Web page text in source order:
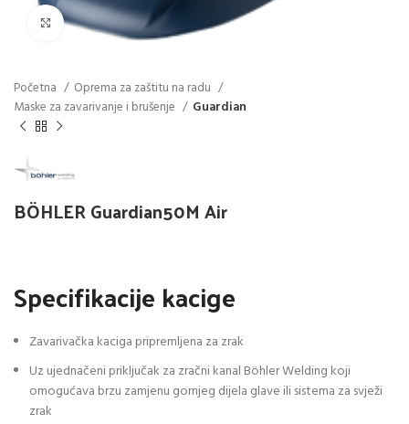
Click to enlarge
Početna
Oprema za zaštitu na radu
Maske za zavarivanje i brušenje
Guardian
BÖHLER Guardian50M Air
Specifikacije kacige
Zavarivačka kaciga pripremljena za zrak
Uz ujednačeni priključak za zračni kanal Böhler Welding koji
omogućava brzu zamjenu gornjeg dijela glave ili sistema za svježi
zrak